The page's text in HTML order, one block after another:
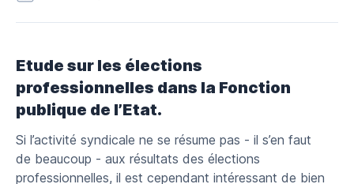
Etude sur les élections
professionnelles dans la Fonction
publique de l’Etat.
Si l’activité syndicale ne se résume pas - il s’en faut
de beaucoup - aux résultats des élections
professionnelles, il est cependant intéressant de bien